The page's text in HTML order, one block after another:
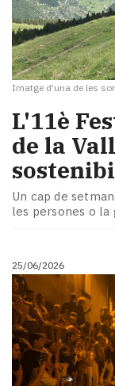
Imatge d'una de les
L'11è
de la
Un cap de
les persones o
25/06/2026